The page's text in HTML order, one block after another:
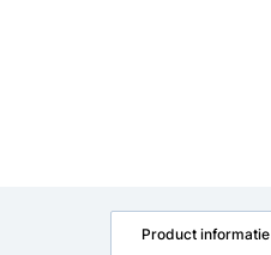
Product informatie